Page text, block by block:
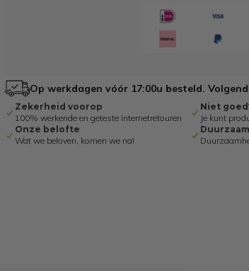
Op werkdagen vóór 17:00u besteld.
Zekerheid voorop
100% werkende en geteste internetretouren
Niet
Je kunt
Onze belofte
Wat we beloven, komen we na!
Duurzaam